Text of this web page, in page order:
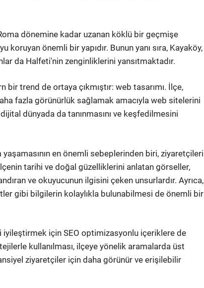
dönemine kadar uzanan köklü bir geçmişe
önemli bir yapıdır. Bunun yanı sıra, Kayaköy,
da Halfeti'nin zenginliklerini yansıtmaktadır.
trend de ortaya çıkmıştır: web tasarımı. İlçe,
fazla görünürlük sağlamak amacıyla web sitelerini
dünyada da tanınmasını ve keşfedilmesini
en önemli sebeplerinden biri, ziyaretçileri
tarihi ve doğal güzelliklerini anlatan görseller,
ve okuyucunun ilgisini çeken unsurlardır. Ayrıca,
gibi bilgilerin kolaylıkla bulunabilmesi de önemli bir
iyileştirmek için SEO optimizasyonlu içeriklere de
kullanılması, ilçeye yönelik aramalarda üst
ziyaretçiler için daha görünür ve erişilebilir